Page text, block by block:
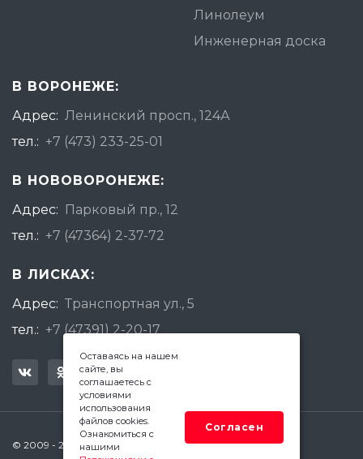
Линолеум
Инженерная доска
В ВОРОНЕЖЕ:
Адрес: Ленинский просп., 124А
тел.: +7 (473) 233-25-01
В НОВОВОРОНЕЖЕ:
Адрес: Парковый пр., 12
тел.: +7 (47364) 2-37-72
В ЛИСКАХ:
Адрес: Транспортная ул., 5
тел.: +7 (47391) 2-20-17
© 2009 - 2026 Квадратный Метр - Воронеж
Оставаясь на нашем
сайте, вы
соглашаетесь с
условиями
использования
файлов cookies.
Ознакомиться с
нашими
Согласен